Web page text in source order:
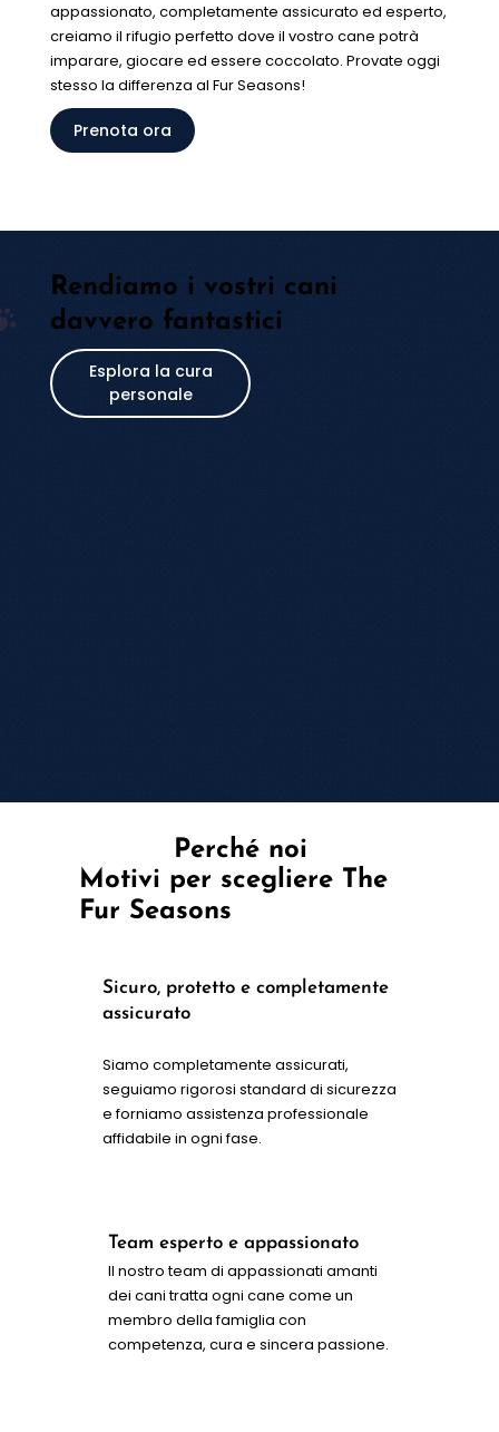
appassionato, completamente assicurato ed esperto,
creiamo il rifugio perfetto dove il vostro cane potrà
imparare, giocare ed essere coccolato. Provate oggi
stesso la differenza al Fur Seasons!
Rendiamo i vostri cani
davvero fantastici
Esplora la cura
personale
Perché noi
Motivi per scegliere The
Fur Seasons
Sicuro, protetto e completamente
assicurato
Siamo completamente assicurati,
seguiamo rigorosi standard di sicurezza
e forniamo assistenza professionale
affidabile in ogni fase.
Team esperto e appassionato
Il nostro team di appassionati amanti
dei cani tratta ogni cane come un
membro della famiglia con
competenza, cura e sincera passione.